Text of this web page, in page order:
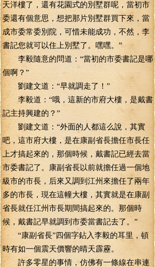
天洋樓了，還有花園式的別墅群呢，當初市
委還有個意思，想把那片別墅群買下來，當
成市委常委別院，可惜未能成功，不然，李
書記您就可以住上別墅了。嘿嘿。”
李毅隨意的問道：“當初的市委書記是哪
個啊？”
劉建文道：“早就調走了！”
李毅道：“哦，這新的市府大樓，是戴書
記主持興建的？”
劉建文道：“外面的人都這么說，其實
吧，這市府大樓，是在康副省長擔任市長任
上才搞起來的，那個時候，戴書記已經去當
市委書記了。康副省長以前就擔任過一個地
級市的市長，后來又調到江州來擔任了兩年
多的市長，現在這幢大樓，其實就是在康副
省長就任江州市長期間搞起來的。那個時
候，戴書記早就調到市委當書記去了。”
“康副省長”四個字鉆入李毅的耳里，頓
時有如一個震天價響的晴天霹靂。
許多零星的事情，仿佛有一條線在串連